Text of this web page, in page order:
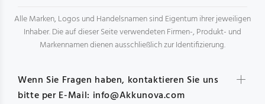
Wenn Sie Fragen haben, kontaktieren Sie uns
bitte per E-Mail: info@Akkunova.com
Alle Marken, Logos und Handelsnamen sind Eigentum ihrer jeweiligen
Inhaber. Die auf dieser Seite verwendeten Firmen-, Produkt- und
Markennamen dienen ausschließlich zur Identifizierung.